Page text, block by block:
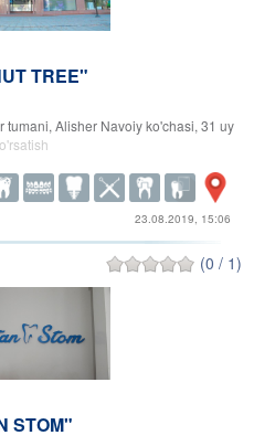
TREE"
tumani, Alisher Navoiy ko'chasi, 31 uy
23.08.2019, 15:06
(0 / 1)
STOM"